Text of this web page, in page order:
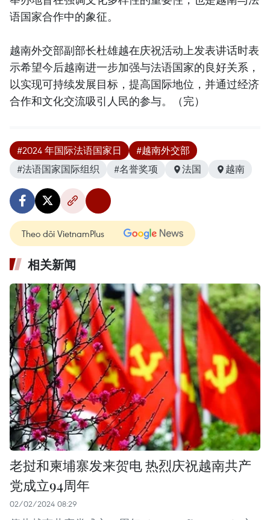
语国家合作中的象征。
越南外交部副部长杜雄越在庆祝活动上发表讲话时表
示希望今后越南进一步加强与法语国家的良好关系，
以实现可持续发展目标，提高国际地位，并通过经济
合作和文化交流吸引人民的参与。（完）
#2024 年国际法语国家日
#越南外交部
#法语国家国际组织
#名誉奖项 法国 越南
Theo dõi VietnamPlus
相关新闻
老挝和柬埔寨发来贺电 热烈庆祝越南共产
党成立94周年
02/02/2024 08:29